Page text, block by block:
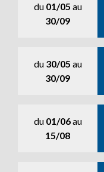
du 01/05 au
30/09
du 30/05 au
30/09
du 01/06au
15/08